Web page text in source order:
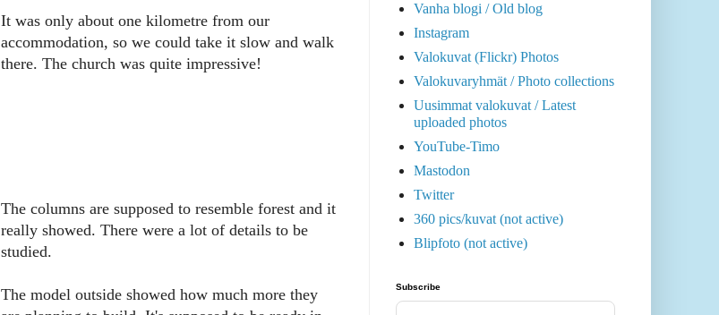
It was only about one kilometre from our
accommodation, so we could take it slow and walk
there. The church was quite impressive!
The columns are supposed to resemble forest and it
really showed. There were a lot of details to be
studied.
The model outside showed how much more they
Vanha blogi / Old blog
Instagram
Valokuvat (Flickr) Photos
Valokuvaryhmät / Photo collections
Uusimmat valokuvat / Latest
uploaded photos
YouTube-Timo
Mastodon
Twitter
360 pics/kuvat (not active)
Blipfoto (not active)
Subscribe